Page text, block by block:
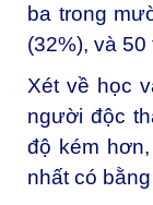
ba trong
(32%), và
Xét về học
người độc
độ kém
nhất có